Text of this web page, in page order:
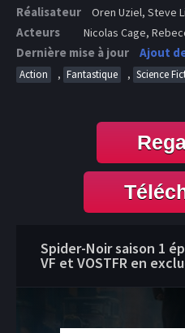
Réalisateur Oren Uziel, Steve
Acteurs Nicolas Cage,
Dernière mise à jour Ajout
Action , Fantastique , Science
Spider-Noir saison 1
VF et VOSTFR en